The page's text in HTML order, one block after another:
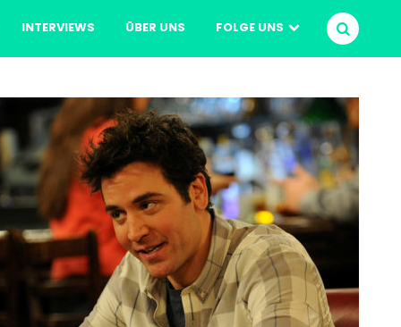
INTERVIEWS ÜBER UNS
FOLGE UNS
SUCHEN